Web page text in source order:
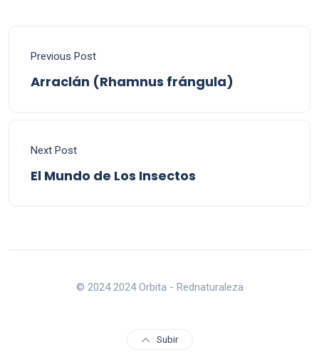
Previous Post
Arraclán (Rhamnus frángula)
Next Post
El Mundo de Los Insectos
© 2024 2024 Orbita - Rednaturaleza
Subir